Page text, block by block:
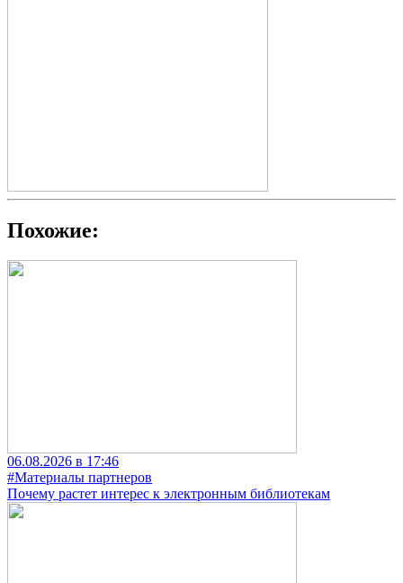
Похожие:
06.08.2026 в 17:46
#Материалы партнеров
Почему растет интерес к электронным библиотекам